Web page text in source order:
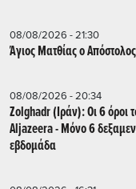
08/08/2026 - 21:30
Άγιος Ματθίας ο
08/08/2026 - 20:34
Zolghadr (Ιράν): Οι 6 όροι
Aljazeera - Mόνο 6
εβδομάδα